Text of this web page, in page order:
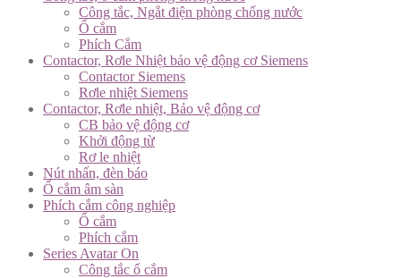
Công tắc, Ngắt điện phòng chống nước
Ổ cắm
Phích Cắm
Contactor, Rơle Nhiệt bảo vệ động cơ Siemens
Contactor Siemens
Rơle nhiệt Siemens
Contactor, Rơle nhiệt, Bảo vệ động cơ
CB bảo vệ động cơ
Khởi động từ
Rơ le nhiệt
Nút nhấn, đèn báo
Ổ cắm âm sàn
Phích cắm công nghiệp
Ổ cắm
Phích cắm
Series Avatar On
Công tắc ổ cắm